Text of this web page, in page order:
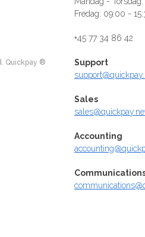
Quickpay ®
Fredag: 09:00 -
+45 77 34 86 42
Support
Sales
Accounting